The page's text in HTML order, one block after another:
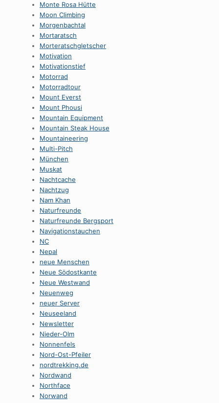
Monte Rosa Hütte
Moon Climbing
Morgenbachtal
Mortaratsch
Morteratschgletscher
Motivation
Motivationstief
Motorrad
Motorradtour
Mount Everst
Mount Phousi
Mountain Equipment
Mountain Steak House
Mountaineering
Multi-Pitch
München
Muskat
Nachtcache
Nachtzug
Nam Khan
Naturfreunde
Naturfreunde Bergsport
Navigationstauchen
NC
Nepal
neue Menschen
Neue Södostkante
Neue Westwand
Neuenweg
neuer Server
Neuseeland
Newsletter
Nieder-Olm
Nonnenfels
Nord-Ost-Pfeiler
nordtrekking.de
Nordwand
Northface
Norwand